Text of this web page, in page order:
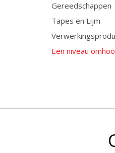
Gereedschappen
Tapes en Lijm
Een niveau